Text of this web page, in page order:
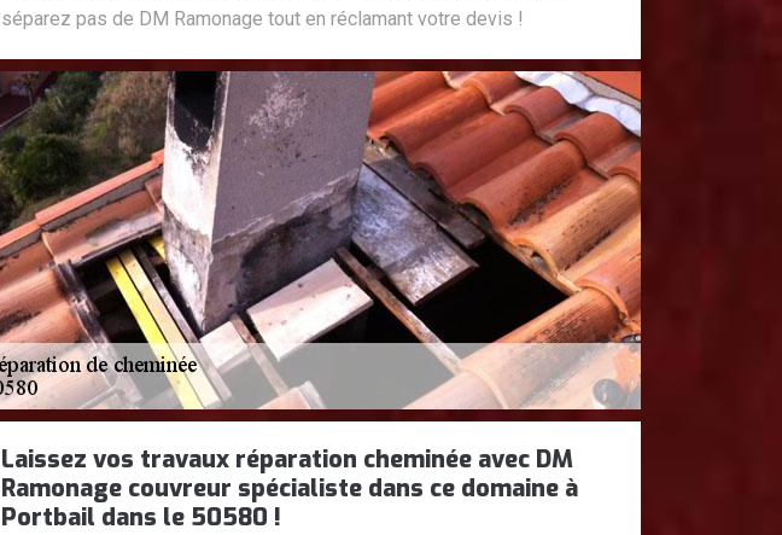
séparez pas de DM Ramonage tout en réclamant votre devis !
Laissez vos travaux réparation cheminée avec DM
Ramonage couvreur spécialiste dans ce domaine à
Portbail dans le 50580 !